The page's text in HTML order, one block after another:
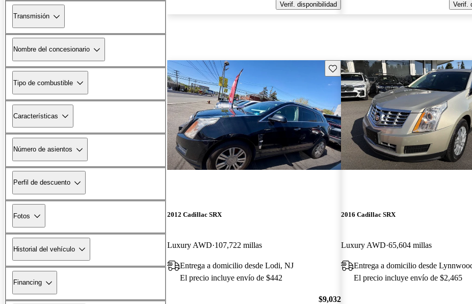
Transmisión
Nombre del concesionario
Tipo de combustible
Características
Número de asientos
Perfil de descuento
Fotos
Historial del vehículo
Financing
Verif. disponibilidad
Verif.
Guarda este Aviso
2012 Cadillac SRX
Luxury AWD 107,722 millas
Entrega a domicilio desde Lodi, NJ
El precio incluye envío de $442
$9,032
2016 Cadillac SRX
Luxury AWD 65,604 millas
Entrega a domicilio desde
El precio incluye envío de $2,465